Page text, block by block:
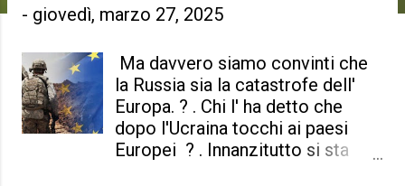
- giovedì, marzo 27, 2025
Ma davvero siamo convinti che
la Russia sia la catastrofe dell'
Europa. ? . Chi l' ha detto che
dopo l'Ucraina tocchi ai paesi
Europei ? . Innanzitutto si sta